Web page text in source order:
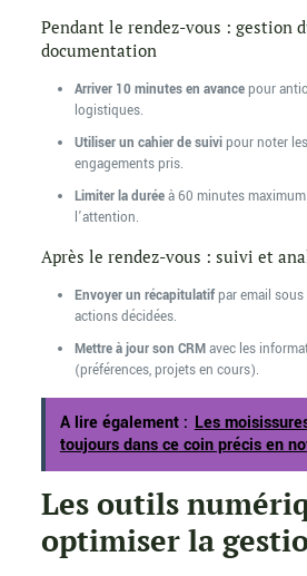
Pendant le rendez-vous : gestion
documentation
Arriver 10 minutes en avancepour
logistiques.
Utiliser un cahier de suivipour noter
engagements pris.
Limiter la duréeà 60 minutes
l’attention.
Après le rendez-vous : suivi et
Envoyer un récapitulatifpar email sous
actions décidées.
Mettre à jour son CRMavec les
(préférences, projets en cours).
A lire également : Les
toujours dans ce coin précis en
Les outils
optimiser la